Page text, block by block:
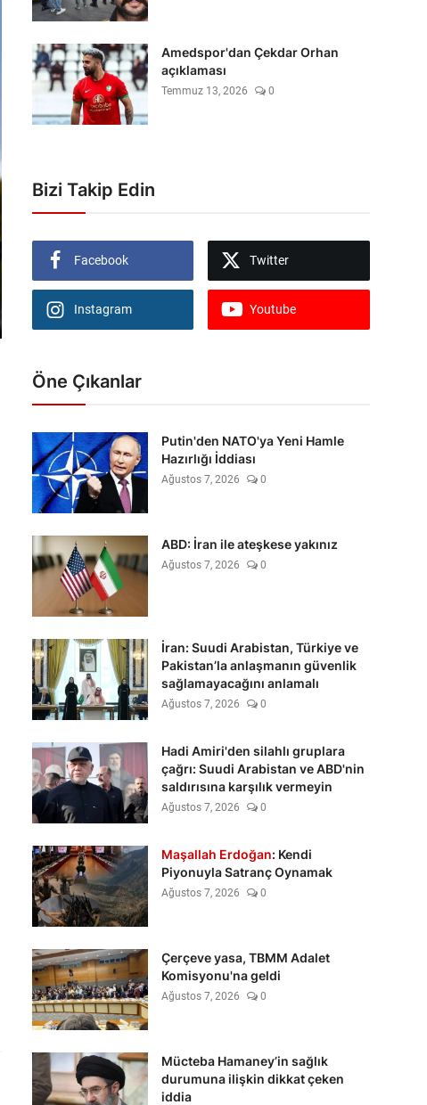
Amedspor'dan Çekdar Orhan
açıklaması
Temmuz 13, 2026 0
Bizi Takip Edin
Facebook Twitter
Instagram Youtube
Öne Çıkanlar
Putin'den NATO'ya Yeni Hamle
Hazırlığı İddiası
Ağustos 7, 2026 0
ABD: İran ile ateşkese yakınız
Ağustos 7, 2026 0
İran: Suudi Arabistan, Türkiye ve
Pakistan’la anlaşmanın güvenlik
sağlamayacağını anlamalı
Ağustos 7, 2026 0
Hadi Amiri'den silahlı gruplara
çağrı: Suudi Arabistan ve ABD'nin
saldırısına karşılık vermeyin
Ağustos 7, 2026 0
Maşallah Erdoğan: Kendi
Piyonuyla Satranç Oynamak
Ağustos 7, 2026 0
Çerçeve yasa, TBMM Adalet
Komisyonu'na geldi
Ağustos 7, 2026 0
Mücteba Hamaney’in sağlık
durumuna ilişkin dikkat çeken
iddia